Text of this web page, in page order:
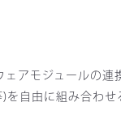
アモジュールの連
)を自由に組み合わ